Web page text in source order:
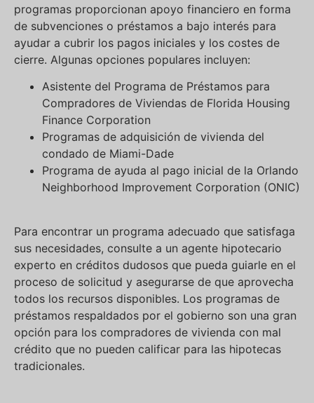
programas proporcionan apoyo financiero en forma
de subvenciones o préstamos a bajo interés para
ayudar a cubrir los pagos iniciales y los costes de
cierre. Algunas opciones populares incluyen:
Asistente del Programa de Préstamos para
Compradores de Viviendas de Florida Housing
Finance Corporation
Programas de adquisición de vivienda del
condado de Miami-Dade
Programa de ayuda al pago inicial de la Orlando
Neighborhood Improvement Corporation (ONIC)
Para encontrar un programa adecuado que satisfaga
sus necesidades, consulte a un agente hipotecario
experto en créditos dudosos que pueda guiarle en el
proceso de solicitud y asegurarse de que aprovecha
todos los recursos disponibles. Los programas de
préstamos respaldados por el gobierno son una gran
opción para los compradores de vivienda con mal
crédito que no pueden calificar para las hipotecas
tradicionales.